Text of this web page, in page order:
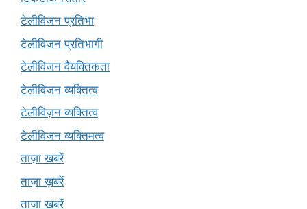
टेलीविजन प्रतिभा
टेलीविजन प्रतिभागी
टेलीविजन वैयक्तिकता
टेलीविजन व्यक्तित्व
टेलीविज़न व्यक्तित्व
टेलीविजन व्यक्तिमत्व
ताज़ा खबरें
ताज़ा ख़बरें
ताजा खबरें